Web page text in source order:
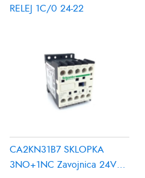
RELEJ 1C/0 24-22
CA2KN31B7 SKLOPKA
3NO+1NC Zavojnica 24V